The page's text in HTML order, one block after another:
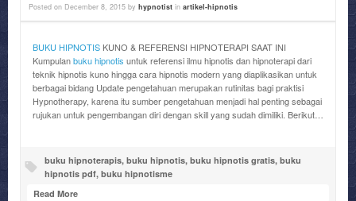
Posted on December 8, 2015 by hypnotist in artikel-hipnotis
BUKU HIPNOTIS KUNO & REFERENSI HIPNOTERAPI SAAT INI
Kumpulanbuku hipnotis untuk referensi ilmu hipnotis dan hipnoterapi dari
teknik hipnotis kuno hingga cara hipnotis modern yang diaplikasikan untuk
berbagai bidang Update pengetahuan merupakan rutinitas bagi praktisi
Hypnotherapy, karena itu sumber pengetahuan menjadi hal penting sebagai
rujukan untuk pengembangan diri dengan skill yang sudah dimiliki. Berikut…
buku hipnoterapis, buku hipnotis, buku hipnotis gratis, buku
hipnotis pdf, buku hipnotisme
Read More